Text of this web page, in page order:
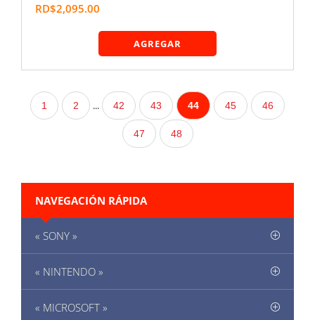
RD$2,095.00
AGREGAR
1 2 ... 42 43 44 45 46
47 48
NAVEGACIÓN RÁPIDA
« SONY »
« NINTENDO »
« MICROSOFT »